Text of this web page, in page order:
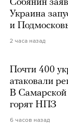
Собянин
Украина
и
2 часа назад
Почти 400
атаковали
В Самарской
горят НПЗ
6 часов назад